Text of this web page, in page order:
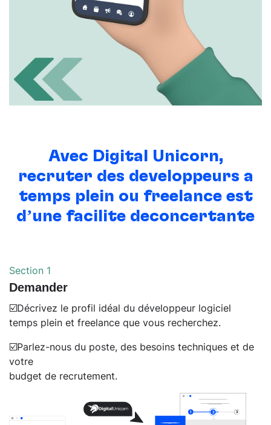
Avec Digital Unicorn,
recruter des développeurs à
temps plein ou freelance est
d’une facilité déconcertante
Section 1
Demander
☑️Décrivez le profil idéal du développeur logiciel
temps plein et freelance que vous recherchez.
☑️Parlez-nous du poste, des besoins techniques et de
votre
budget de recrutement.